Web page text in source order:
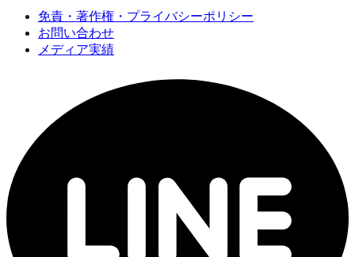
免責・著作権・プライバシーポリシー
お問い合わせ
メディア実績